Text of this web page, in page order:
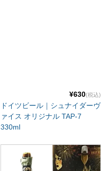
¥630(税込)
ドイツビール｜シュナイダーヴ
ァイス オリジナル TAP-7
330ml